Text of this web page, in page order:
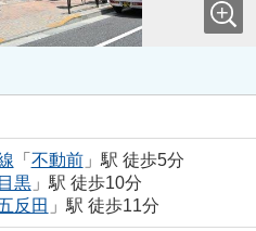
「 不動前」駅 徒歩5分
目黒」駅 徒歩10分
反田 」駅 徒歩11分